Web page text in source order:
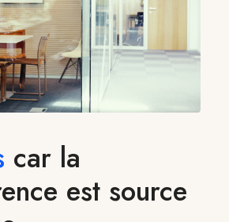
car la
est source